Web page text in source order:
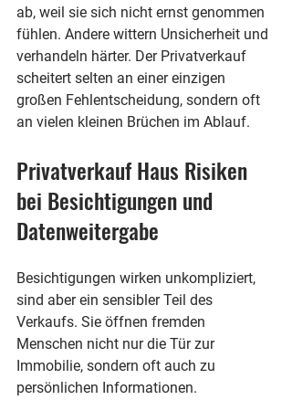
ab, weil sie sich nicht ernst genommen
fühlen. Andere wittern Unsicherheit und
verhandeln härter. Der Privatverkauf
scheitert selten an einer einzigen
großen Fehlentscheidung, sondern oft
an vielen kleinen Brüchen im Ablauf.
Privatverkauf Haus Risiken
bei Besichtigungen und
Datenweitergabe
Besichtigungen wirken unkompliziert,
sind aber ein sensibler Teil des
Verkaufs. Sie öffnen fremden
Menschen nicht nur die Tür zur
Immobilie, sondern oft auch zu
persönlichen Informationen.